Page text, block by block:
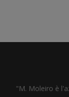
"M. Moleiro è